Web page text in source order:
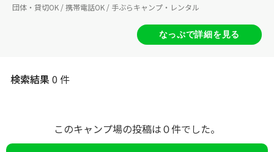
団体・貸切OK / 携帯電話OK / 手ぶらキャンプ・レンタル
なっぷで詳細を見る
検索結果0 件
このキャンプ場の投稿は０件でした。